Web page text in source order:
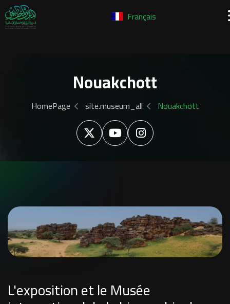
Français
Nouakchott
HomePage site.museum_all Nouakchott
L'exposition et le Musée